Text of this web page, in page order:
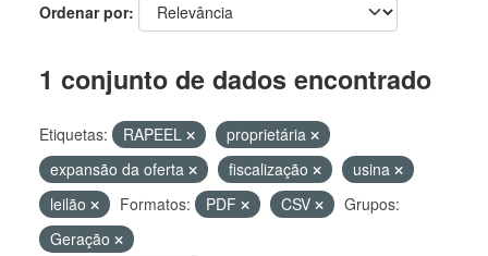
Ordenar por
1 conjunto de dados encontrado
Etiquetas: RAPEEL
proprietária
expansão da oferta
fiscalização
usina
leilão
Formatos: PDF CSV
Grupos:
Geração